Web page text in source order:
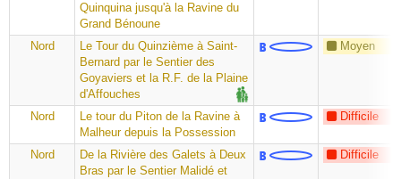
Quinquina jusqu'à la Ravine du
Grand Bénoune
Nord
Le Tour du Quinzième à Saint-
Bernard par le Sentier des
Goyaviers et la R.F. de la Plaine
d'Affouches
Moyen
Nord
Le tour du Piton de la Ravine à
Malheur depuis la Possession
Difficile
Nord
De la Rivière des Galets à Deux
Bras par le Sentier Malidé et
Difficile